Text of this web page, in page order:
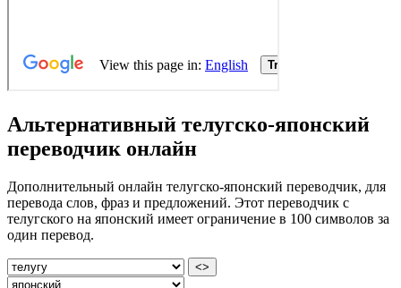
Альтернативный телугско-японский
переводчик онлайн
Дополнительный онлайн телугско-японский переводчик, для
перевода слов, фраз и предложений. Этот переводчик с
телугского на японский имеет ограничение в 100 символов за
один перевод.
<>